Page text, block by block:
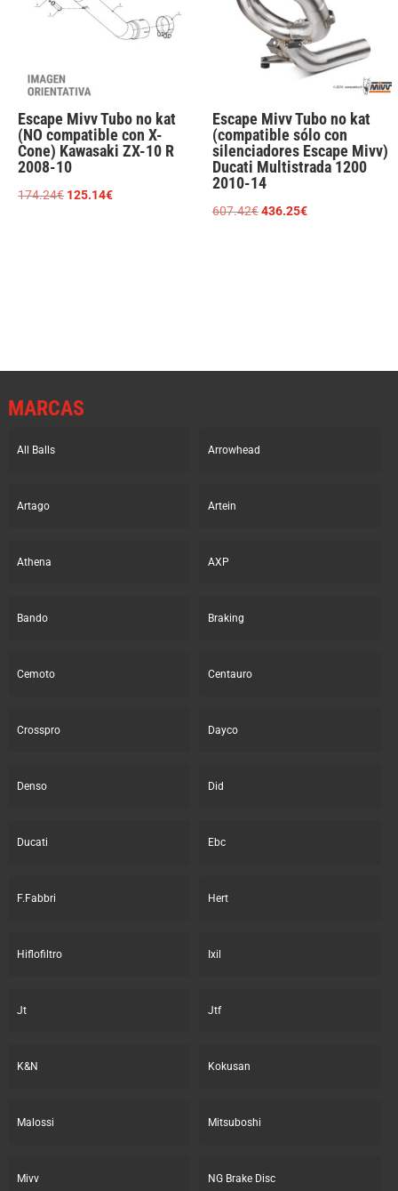
Escape Mivv Tubo no kat
(NO compatible con X-
Cone) Kawasaki ZX-10 R
2008-10
174.24€ El
125.14€El
Escape Mivv Tubo no kat
(compatible sólo con
silenciadores Escape Mivv)
Ducati Multistrada 1200
2010-14
607.42€El
436.25€El
MARCAS
All Balls Arrowhead
Artago Artein
Athena AXP
Bando Braking
Cemoto Centauro
Crosspro Dayco
Denso Did
Ducati Ebc
F.Fabbri Hert
Hiflofiltro Ixil
Jt Jtf
K&N Kokusan
Malossi Mitsuboshi
Mivv NG Brake Disc